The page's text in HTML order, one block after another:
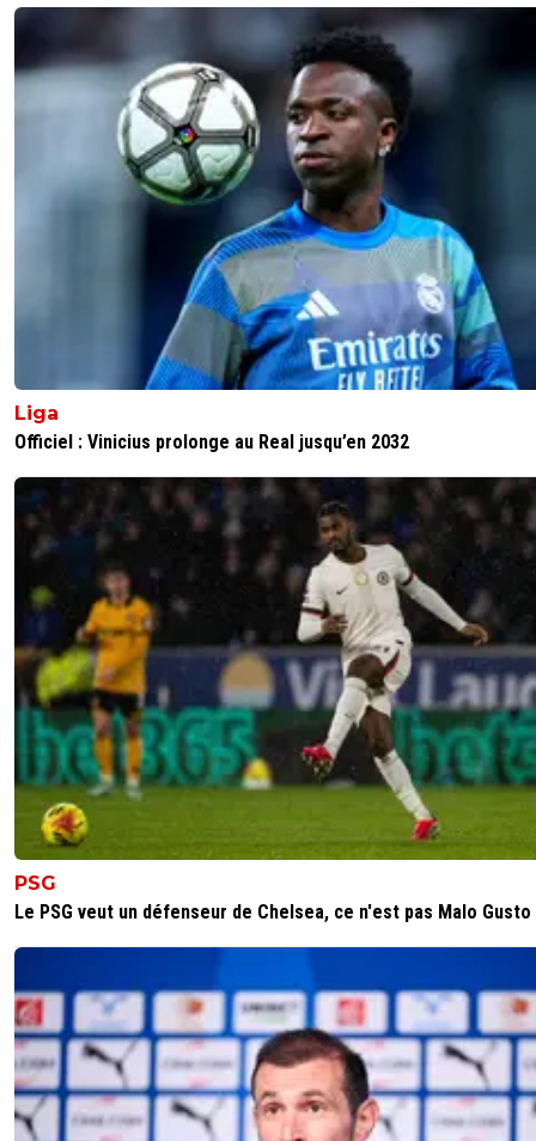
0+ Répondre
Liga
Officiel : Vinicius prolonge au Real jusqu’en 2032
PSG
Le PSG veut un défenseur de Chelsea, ce n'est pas Malo Gusto